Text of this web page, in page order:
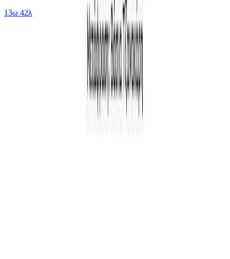
13ω 42λ